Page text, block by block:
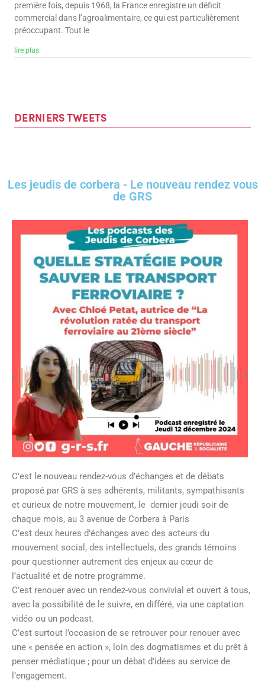
première fois, depuis 1968, la France enregistre un déficit
commercial dans l’agroalimentaire, ce qui est particulièrement
préoccupant. Tout le
lire plus
DERNIERS TWEETS
Les jeudis de corbera - Le nouveau rendez vous
de GRS
C’est le nouveau rendez-vous d’échanges et de débats
proposé par GRS à ses adhérents, militants, sympathisants
et curieux de notre mouvement, le dernier jeudi soir de
chaque mois, au 3 avenue de Corbera à Paris
C’est deux heures d’échanges avec des acteurs du
mouvement social, des intellectuels, des grands témoins
pour questionner autrement des enjeux au cœur de
l’actualité et de notre programme.
C’est renouer avec un rendez-vous convivial et ouvert à tous,
avec la possibilité de le suivre, en différé, via une captation
vidéo ou un podcast.
C’est surtout l’occasion de se retrouver pour renouer avec
une « pensée en action », loin des dogmatismes et du prêt à
penser médiatique ; pour un débat d’idées au service de
l’engagement.